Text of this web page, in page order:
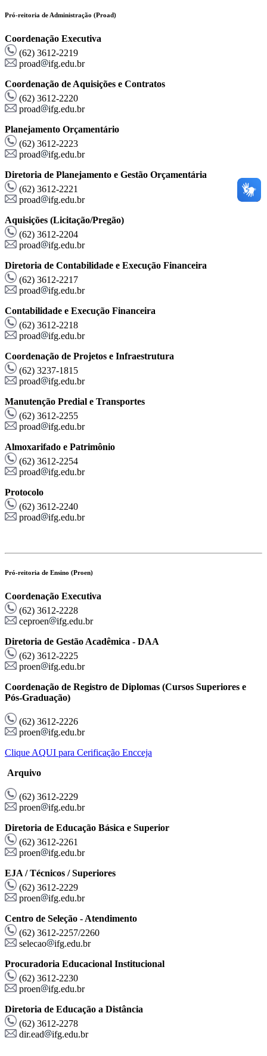
Pró-reitoria de Administração (Proad)
Coordenação Executiva
(62) 3612-2219
proad
ifg.edu.br
Coordenação de Aquisições e Contratos
(62) 3612-2220
proad
ifg.edu.br
Planejamento Orçamentário
(62) 3612-2223
proad
ifg.edu.br
Diretoria de Planejamento e Gestão Orçamentária
(62) 3612-2221
proad
ifg.edu.br
Aquisições (Licitação/Pregão)
(62) 3612-2204
proad
ifg.edu.br
Diretoria de Contabilidade e Execução Financeira
(62) 3612-2217
proad
ifg.edu.br
Contabilidade e Execução Financeira
(62) 3612-2218
proad
ifg.edu.br
Coordenação de Projetos e Infraestrutura
(62) 3237-1815
proad
ifg.edu.br
Manutenção Predial e Transportes
(62) 3612-2255
proad
ifg.edu.br
Almoxarifado e Patrimônio
(62) 3612-2254
proad
ifg.edu.br
Protocolo
(62) 3612-2240
proad
ifg.edu.br
Pró-reitoria de Ensino (Proen)
Coordenação Executiva
(62) 3612-2228
ceproen
ifg.edu.br
Diretoria de Gestão Acadêmica - DAA
(62) 3612-2225
proen
ifg.edu.br
Coordenação de Registro de Diplomas (Cursos Superiores e
Pós-Graduação)
(62) 3612-2226
proen
ifg.edu.br
Clique AQUI para Cerificação Encceja
Arquivo
(62) 3612-2229
proen
ifg.edu.br
Diretoria de Educação Básica e Superior
(62) 3612-2261
proen
ifg.edu.br
EJA / Técnicos / Superiores
(62) 3612-2229
proen
ifg.edu.br
Centro de Seleção - Atendimento
(62) 3612-2257/2260
selecao
ifg.edu.br
Procuradoria Educacional Institucional
(62) 3612-2230
proen
ifg.edu.br
Diretoria de Educação a Distância
(62) 3612-2278
dir.ead
ifg.edu.br